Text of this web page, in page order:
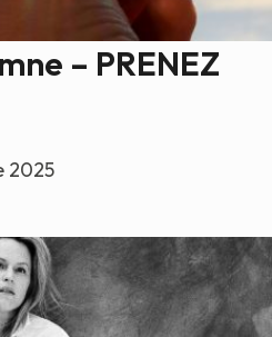
– PRENEZ
2025